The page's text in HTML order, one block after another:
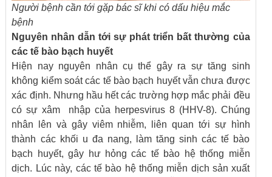
Người bệnh cần tới gặp bác sĩ khi có dấu hiệu mắc
bệnh
Nguyên nhân dẫn tới sự phát triển bất thường của
các tế bào bạch huyết
Hiện nay nguyên nhân cụ thể gây ra sự tăng sinh
không kiểm soát các tế bào bạch huyết vẫn chưa được
xác định. Nhưng hầu hết các trường hợp mắc phải đều
có sự xâm nhập của herpesvirus 8 (HHV-8). Chúng
nhân lên và gây viêm nhiễm, liên quan tới sự hình
thành các khối u đa nang, làm tăng sinh các tế bào
bạch huyết, gây hư hỏng các tế bào hệ thống miễn
dịch. Lúc này, các tế bào hệ thống miễn dịch sản xuất